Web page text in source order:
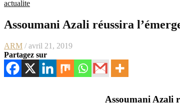
actualite
Assoumani Azali réussira
ARM / avril 21, 2019
Partagez sur
Assoumani Azali